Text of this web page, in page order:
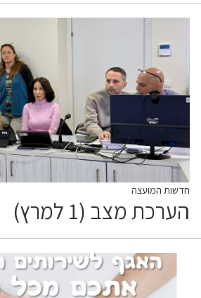
חדשות המועצה
הערכת מצב (1 למרץ)